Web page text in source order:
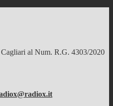
al Num. R.G. 4303/2020